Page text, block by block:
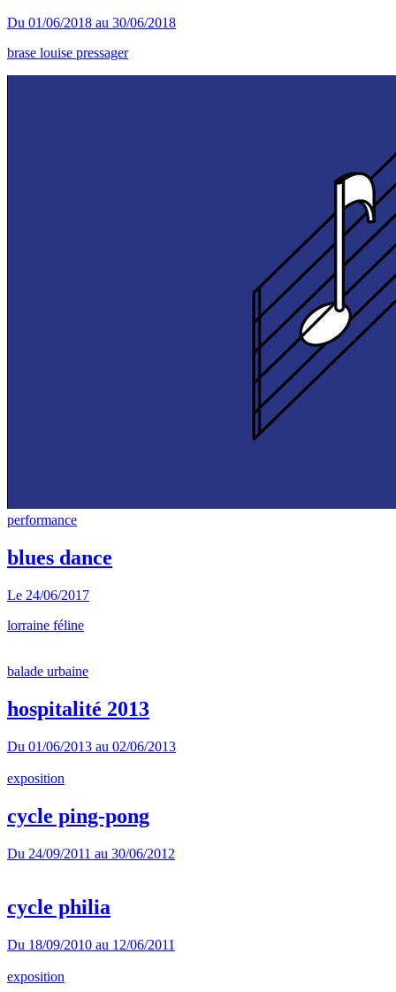
Du 01/06/2018 au 30/06/2018
brase louise pressager
performance
blues dance
Le 24/06/2017
lorraine féline
balade urbaine
hospitalité 2013
Du 01/06/2013 au 02/06/2013
exposition
cycle ping-pong
Du 24/09/2011 au 30/06/2012
cycle philia
Du 18/09/2010 au 12/06/2011
exposition